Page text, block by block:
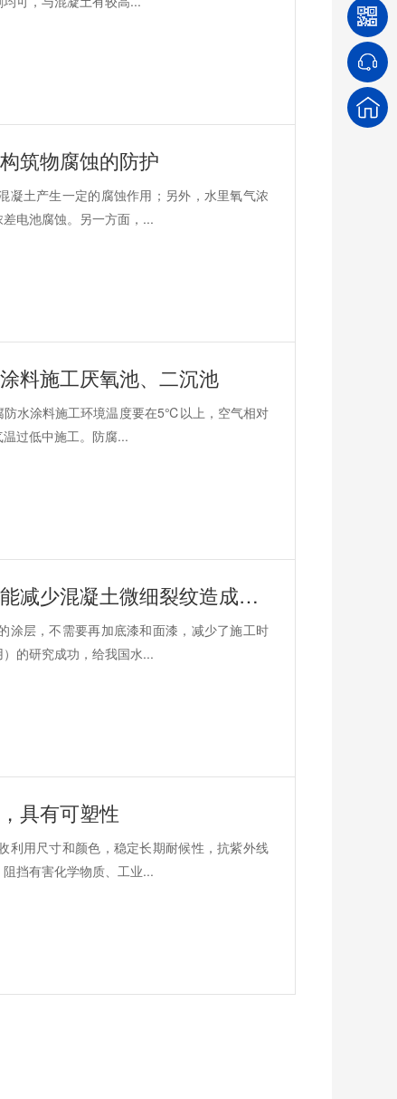
筑物腐蚀的防护
凝土产生一定的腐蚀作用；另外，水里氧气浓
电池腐蚀。另一方面，...
料施工厌氧池、二沉池
防水涂料施工环境温度要在5℃以上，空气相对
过低中施工。防腐...
鲁蒙水性高分子树脂涂料施工后的涂层能减少混凝土微细裂纹造成的渗漏腐蚀
涂层，不需要再加底漆和面漆，减少了施工时
的研究成功，给我国水...
具有可塑性
利用尺寸和颜色，稳定长期耐候性，抗紫外线
挡有害化学物质、工业...